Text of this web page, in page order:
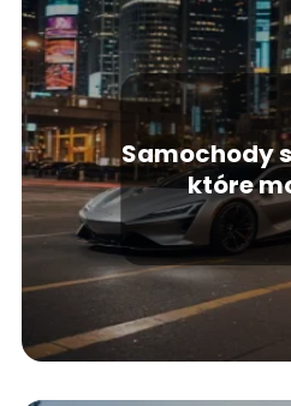
Samochody
które
dostarczają